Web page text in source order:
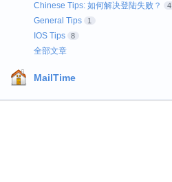
Chinese Tips: 如何解决登陆失败？ 4
General Tips 1
IOS Tips 8
全部文章
MailTime